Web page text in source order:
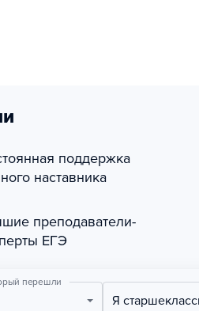
поддержка
наставника
преподаватели-
ЕГЭ
перешли
Я